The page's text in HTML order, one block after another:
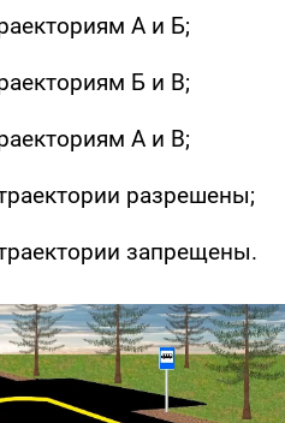
А и Б;
Б и В;
А и В;
разрешены;
запрещены.